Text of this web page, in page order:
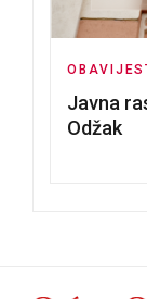
Javna
Odžak